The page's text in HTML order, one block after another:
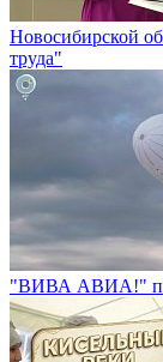
Новосибирской
труда"
"ВИВА АВИА!"